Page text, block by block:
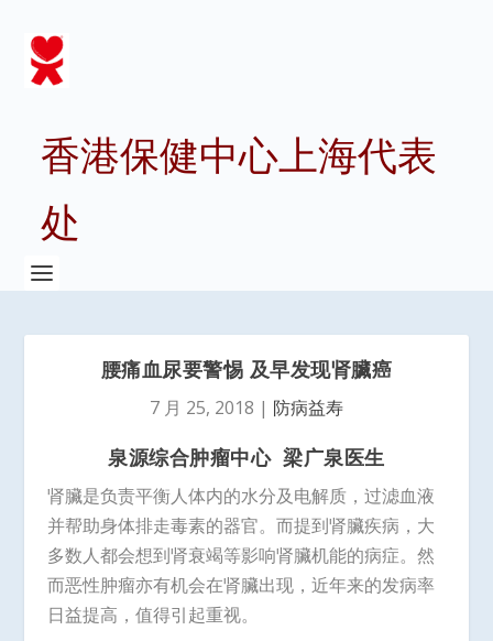
香港保健中心上海代表
处
腰痛血尿要警惕 及早发现肾臟癌
7 月 25, 2018 | 防病益寿
泉源综合肿瘤中心 梁广泉医生
肾臟是负责平衡人体内的水分及电解质，过滤血液
并帮助身体排走毒素的器官。而提到肾臟疾病，大
多数人都会想到肾衰竭等影响肾臟机能的病症。然
而恶性肿瘤亦有机会在肾臟出现，近年来的发病率
日益提高，值得引起重视。